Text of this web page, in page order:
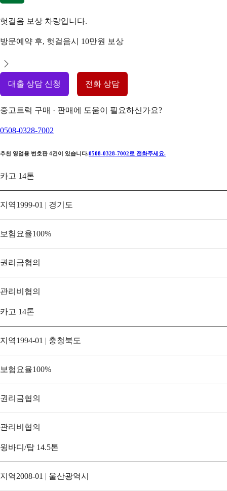
헛걸음 보상 차량입니다.
방문예약 후, 헛걸음시 10만원 보상
대출 상담 신청 전화 상담
중고트럭 구매 · 판매에 도움이 필요하신가요?
0508-0328-7002
추천 영업용 번호판 4건이 있습니다.0508-0328-7002 로 전화주세요.
카고 14톤
지역1999-01 | 경기도
보험요율100%
권리금협의
관리비 협의
카고 14톤
지역1994-01 | 충청북도
보험요율100%
권리금협의
관리비 협의
윙바디/탑 14.5톤
지역2008-01 | 울산광역시